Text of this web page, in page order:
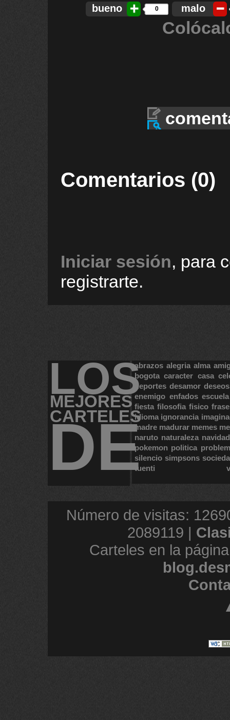
bueno 0 malo
Comentarios (0)
Iniciar sesión, para
registrarte.
LOS
MEJORES
CARTELES
DE
abrazos alegria alma
bogota caracter casa
deportes desamor deseos
enemigo enfados escuela
fiesta filosofia fisico
idioma ignorancia
madre madurar memes
naruto naturaleza navidad
pokemon politica
silencio simpsons
tuenti
Número de visitas:
2089119 |
Carteles en la